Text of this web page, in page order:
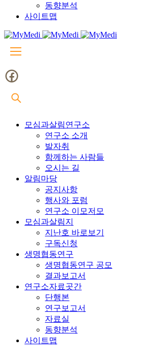
동향분석
사이트맵
모심과살림연구소
연구소 소개
발자취
함께하는 사람들
오시는 길
알림마당
공지사항
행사와 포럼
연구소 이모저모
모심과살림지
지난호 바로보기
구독신청
생명협동연구
생명협동연구 공모
결과보고서
연구소자료곳간
단행본
연구보고서
자료실
동향분석
사이트맵